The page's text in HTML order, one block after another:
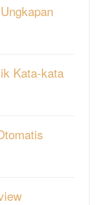
Kata-kata